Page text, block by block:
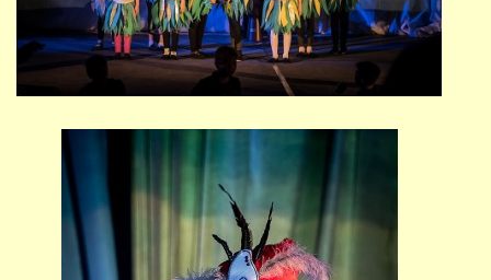
STUDIJNÍ OBORY
VIDEA - FILMOVÁ TVORBA
PEDAGOGICKÝ SBOR